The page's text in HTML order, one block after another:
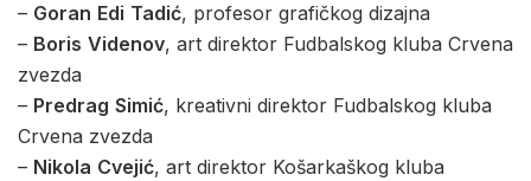
– Goran Edi Tadić, profesor grafičkog dizajna
– Boris Videnov, art direktor Fudbalskog kluba Crvena
zvezda
– Predrag Simić, kreativni direktor Fudbalskog kluba
Crvena zvezda
– Nikola Cvejić, art direktor Košarkaškog kluba